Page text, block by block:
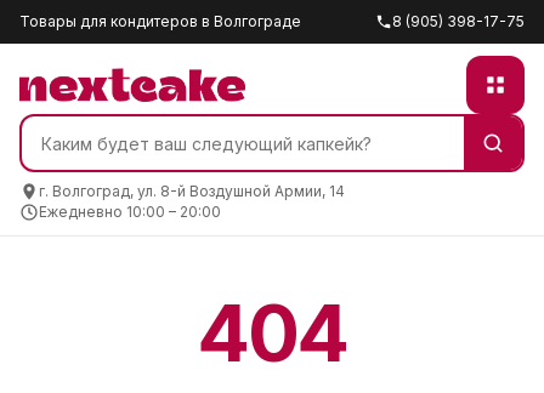
Товары для кондитеров в Волгограде 8 (905) 398-17-75
г. Волгоград, ул. 8-й Воздушной Армии, 14
Ежедневно 10:00 – 20:00
404